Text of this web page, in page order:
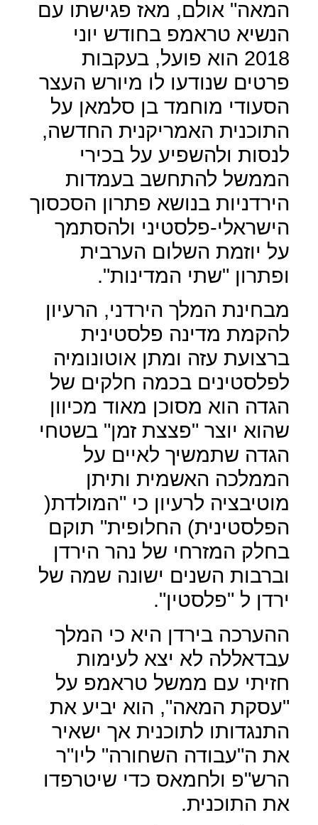
המאה" אולם, מאז פגישתו עם
הנשיא טראמפ בחודש יוני
2018 הוא פועל, בעקבות
פרטים שנודעו לו מיורש העצר
הסעודי מוחמד בן סלמאן על
התוכנית האמריקנית החדשה,
לנסות ולהשפיע על בכירי
הממשל להתחשב בעמדות
הירדניות בנושא פתרון הסכסוך
הישראלי-פלסטיני ולהסתמך
על יוזמת השלום הערבית
ופתרון "שתי המדינות".
מבחינת המלך הירדני, הרעיון
להקמת מדינה פלסטינית
ברצועת עזה ומתן אוטונומיה
לפלסטינים בכמה חלקים של
הגדה הוא מסוכן מאוד מכיוון
שהוא יוצר "פצצת זמן" בשטחי
הגדה שתמשיך לאיים על
הממלכה האשמית ותיתן
מוטיבציה לרעיון כי "המולדת(
הפלסטינית) החלופית" תוקם
בחלק המזרחי של נהר הירדן
וברבות השנים ישונה שמה של
ירדן ל "פלסטין".
ההערכה בירדן היא כי המלך
עבדאללה לא יצא לעימות
חזיתי עם ממשל טראמפ על
"עסקת המאה", הוא יביע את
התנגדותו לתוכנית אך ישאיר
את ה"עבודה השחורה" ליו"ר
הרש"פ ולחמאס כדי שיטרפדו
את התוכנית.